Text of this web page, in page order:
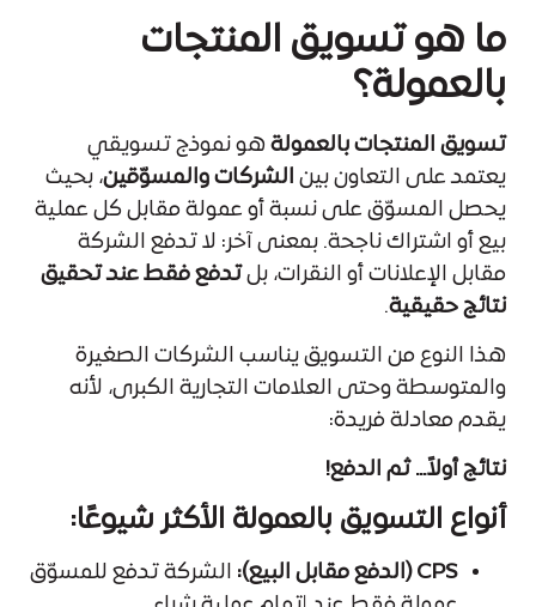
ما هو تسويق المنتجات
بالعمولة؟
تسويق المنتجات بالعمولة هو نموذج تسويقي
يعتمد على التعاون بين الشركات والمسوّقين، بحيث
يحصل المسوّق على نسبة أو عمولة مقابل كل عملية
بيع أو اشتراك ناجحة. بمعنى آخر: لا تدفع الشركة
مقابل الإعلانات أو النقرات، بلتدفع فقط عند تحقيق
نتائج حقيقية.
هذا النوع من التسويق يناسب الشركات الصغيرة
والمتوسطة وحتى العلامات التجارية الكبرى، لأنه
يقدم معادلة فريدة:
نتائج أولاً… ثم الدفع!
أنواع التسويق بالعمولة الأكثر شيوعًا:
CPS (الدفع مقابل البيع):
الشركة تدفع للمسوّق